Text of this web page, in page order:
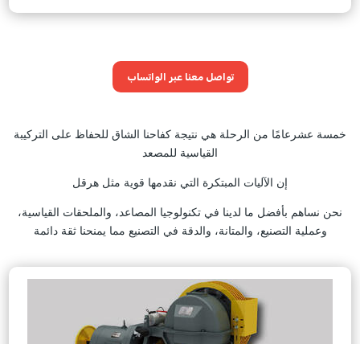
تواصل معنا عبر الواتساب
خمسة عشرعامًا من الرحلة هي نتيجة كفاحنا الشاق للحفاظ على التركيبة
القياسية للمصعد
إن الآليات المبتكرة التي نقدمها قوية مثل هرقل
نحن نساهم بأفضل ما لدينا في تكنولوجيا المصاعد، والملحقات القياسية،
وعملية التصنيع، والمتانة، والدقة في التصنيع مما يمنحنا ثقة دائمة